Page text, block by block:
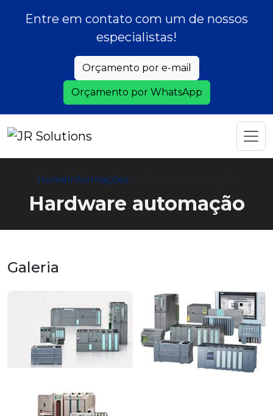
Entre em contato com um de nossos
especialistas!
Orçamento por e-mail
Orçamento por WhatsApp
HomeInformações
Hardware automação
Galeria